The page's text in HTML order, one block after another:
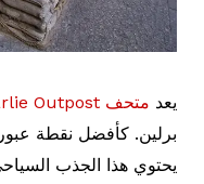
يعد متحف Charlie Outpost
برلين. كأفضل نقطة عبور
يحتوي هذا الجذب